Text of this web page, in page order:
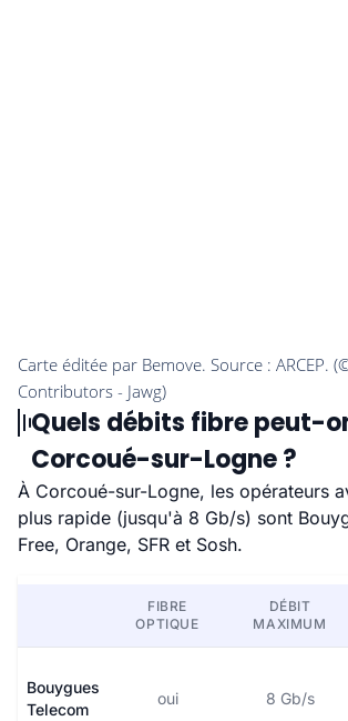
Quels débits fibre peut-
Corcoué-sur-Logne ?
À Corcoué-sur-Logne, les opérateurs
plus rapide (jusqu'à 8 Gb/s) sont
Free, Orange, SFR et Sosh.
FIBRE
OPTIQUE
DÉBIT
MAXIMUM
Bouygues
Telecom
oui 8 Gb/s